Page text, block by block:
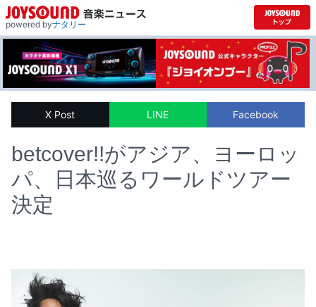
powered byナタリー
X Post LINE Facebook
betcover!!がアジア、ヨーロッ
パ、日本巡るワールドツアー
決定